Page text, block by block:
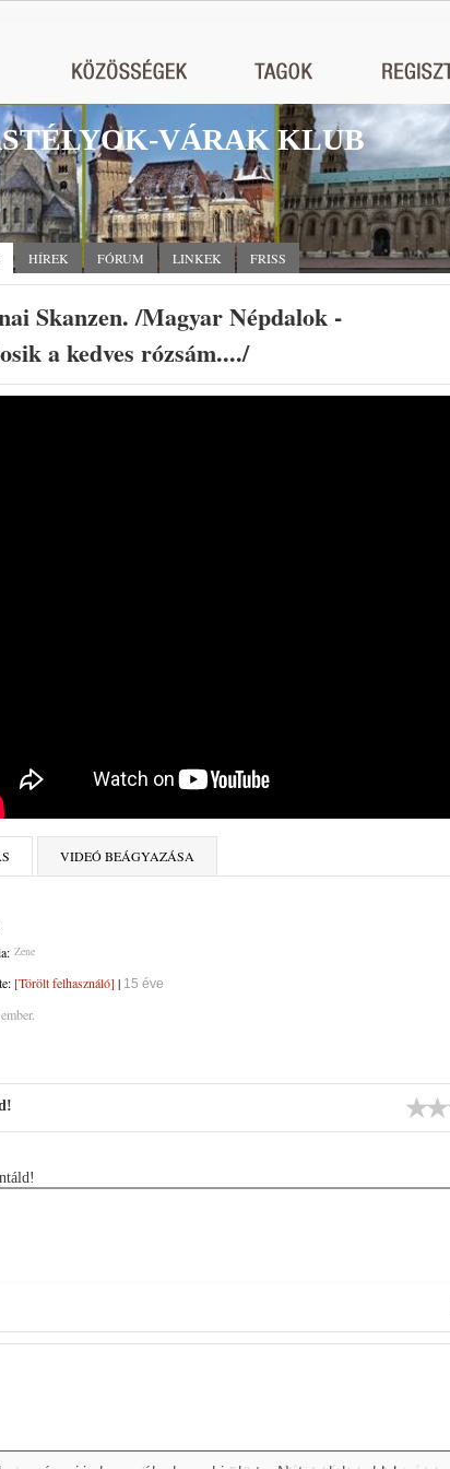
VÁRAK KLUB
HÍREK FÓRUM LINKEK FRISS
Skanzen. /Magyar Népdalok -
a kedves rózsám..../
VIDEÓ BEÁGYAZÁSA
Zene
[Törölt felhasználó] | 15 éve